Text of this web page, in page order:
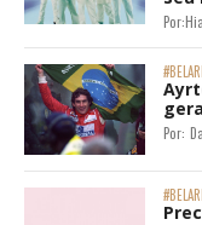
Por:
Por: